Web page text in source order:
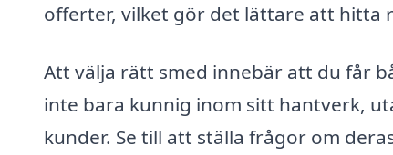
offerter, vilket gör det lättare att hitta
Att välja rätt smed innebär att du får
inte bara kunnig inom sitt hantverk,
kunder. Se till att ställa frågor om